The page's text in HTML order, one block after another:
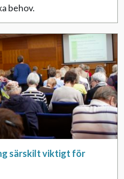
behov.
särskilt viktigt för